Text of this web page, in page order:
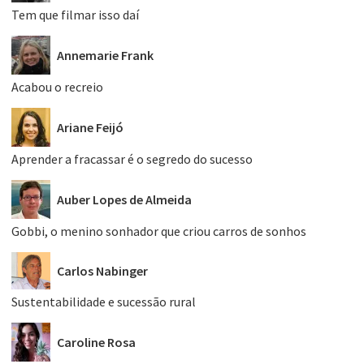
Tem que filmar isso daí
Annemarie Frank
Acabou o recreio
Ariane Feijó
Aprender a fracassar é o segredo do sucesso
Auber Lopes de Almeida
Gobbi, o menino sonhador que criou carros de sonhos
Carlos Nabinger
Sustentabilidade e sucessão rural
Caroline Rosa